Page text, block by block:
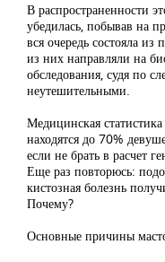
В распространенности
убедилась, побывав на
вся очередь состояла
из них направляли на
обследования, судя по
неутешительными.
Медицинская
находятся до 70%
если не брать в расчет
Еще раз повторюсь:
кистозная болезнь
Почему?
Основные причины